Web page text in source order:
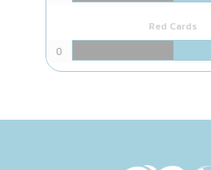
Red Cards
0